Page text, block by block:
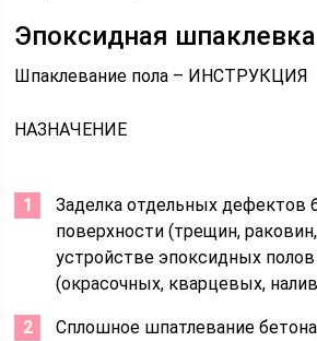
Эпоксидная шпаклевка
Шпаклевание пола – ИНСТРУКЦИЯ
НАЗНАЧЕНИЕ
Заделка отдельных дефектов
поверхности (трещин,
устройстве эпоксидных
(окрасочных, кварцевых,
Сплошное шпатлевание